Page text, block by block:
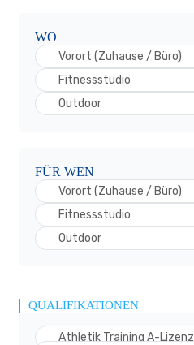
WO
Vorort (Zuhause / Büro)
Fitnessstudio
Outdoor
FÜR WEN
Vorort (Zuhause / Büro)
Fitnessstudio
Outdoor
QUALIFIKATIONEN
Athletik Training A-Lizenz